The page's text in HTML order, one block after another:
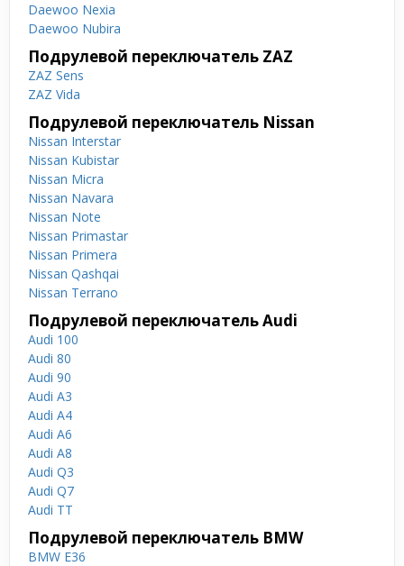
Daewoo Nexia
Daewoo Nubira
Подрулевой переключатель ZAZ
ZAZ Sens
ZAZ Vida
Подрулевой переключатель Nissan
Nissan Interstar
Nissan Kubistar
Nissan Micra
Nissan Navara
Nissan Note
Nissan Primastar
Nissan Primera
Nissan Qashqai
Nissan Terrano
Подрулевой переключатель Audi
Audi 100
Audi 80
Audi 90
Audi A3
Audi A4
Audi A6
Audi A8
Audi Q3
Audi Q7
Audi TT
Подрулевой переключатель BMW
BMW E36